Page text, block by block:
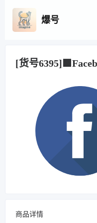
爆号
[货号
商品详情